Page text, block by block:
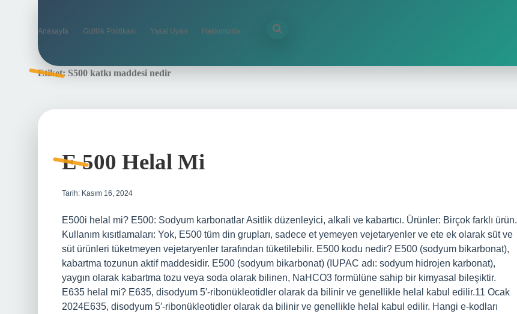
Anasayfa Gizlilik Politikası Yasal Uyarı Hakkımızda
Etiket: S500 katkı maddesi nedir
E 500 Helal Mi
Tarih: Kasım 16, 2024
E500i helal mi? E500: Sodyum karbonatlar Asitlik düzenleyici, alkali ve kabartıcı. Ürünler: Birçok farklı ürün.
Kullanım kısıtlamaları: Yok, E500 tüm din grupları, sadece et yemeyen vejetaryenler ve ete ek olarak süt ve
süt ürünleri tüketmeyen vejetaryenler tarafından tüketilebilir. E500 kodu nedir? E500 (sodyum bikarbonat),
kabartma tozunun aktif maddesidir. E500 (sodyum bikarbonat) (IUPAC adı: sodyum hidrojen karbonat),
yaygın olarak kabartma tozu veya soda olarak bilinen, NaHCO3 formülüne sahip bir kimyasal bileşiktir.
E635 helal mi? E635, disodyum 5′-ribonükleotidler olarak da bilinir ve genellikle helal kabul edilir.11 Ocak
2024E635, disodyum 5′-ribonükleotidler olarak da bilinir ve genellikle helal kabul edilir. Hangi e-kodları